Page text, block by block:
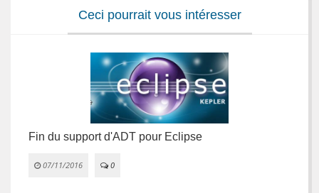
Ceci pourrait vous intéresser
Fin du support d'ADT pour Eclipse
07/11/2016 0